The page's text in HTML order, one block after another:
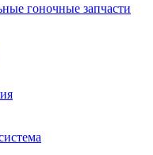
гоночные запчасти